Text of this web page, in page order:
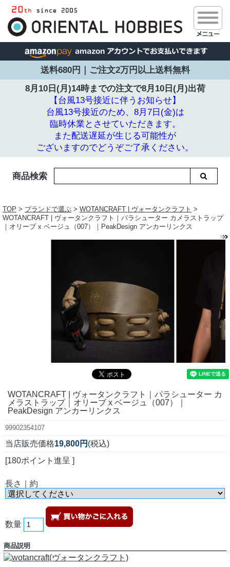
送料680円｜ご注文2万円以上送料無料
8月10日(月)14時までの注文で8月10日(月)出荷
【台風13号接近に伴うお知らせ】
台風13号接近のため、8月7日(金)は
臨時休業とさせていただきます。
また配送遅延が生じる可能性が
ございますのでどうぞご了承ください。
商品検索
TOP > ブランドで選ぶ > WOTANCRAFT | ヴォータンクラフト >
WOTANCRAFT | ヴォータンクラフト｜パラシューター カメラストラップ
｜オリーブ x ベージュ（007）｜PeakDesign アンカーリンクス
WOTANCRAFT | ヴォータンクラフト｜パラシューター カ
メラストラップ｜オリーブ x ベージュ（007）｜
PeakDesign アンカーリンクス
99902354107
当店販売価格19,800円 (税込)
[180ポイント進呈 ]
長さ｜約
数量
商品説明